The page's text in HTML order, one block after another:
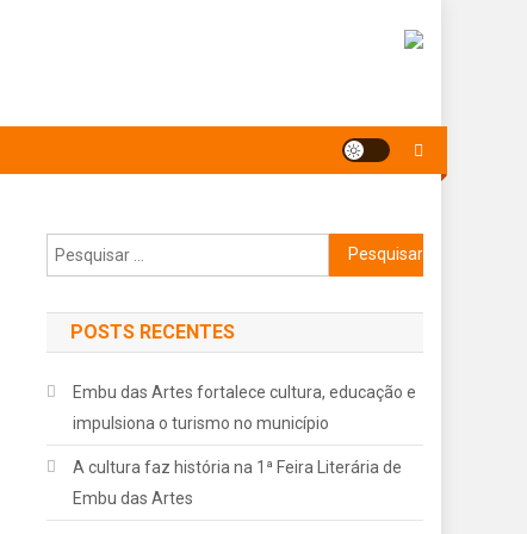
Pesquisar
por:
POSTS RECENTES
Embu das Artes fortalece cultura, educação e
impulsiona o turismo no município
A cultura faz história na 1ª Feira Literária de
Embu das Artes